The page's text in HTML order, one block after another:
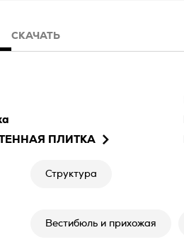
СКАЧАТЬ
ПЛИТКА
Структура
Вестибюль и прихожая